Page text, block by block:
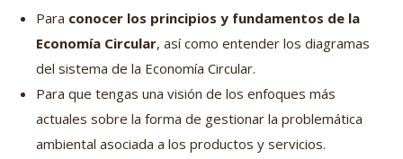
Para conocer los principios y fundamentos de la
Economía Circular, así como entender los diagramas
del sistema de la Economía Circular.
Para que tengas una visión de los enfoques más
actuales sobre la forma de gestionar la problemática
ambiental asociada a los productos y servicios.